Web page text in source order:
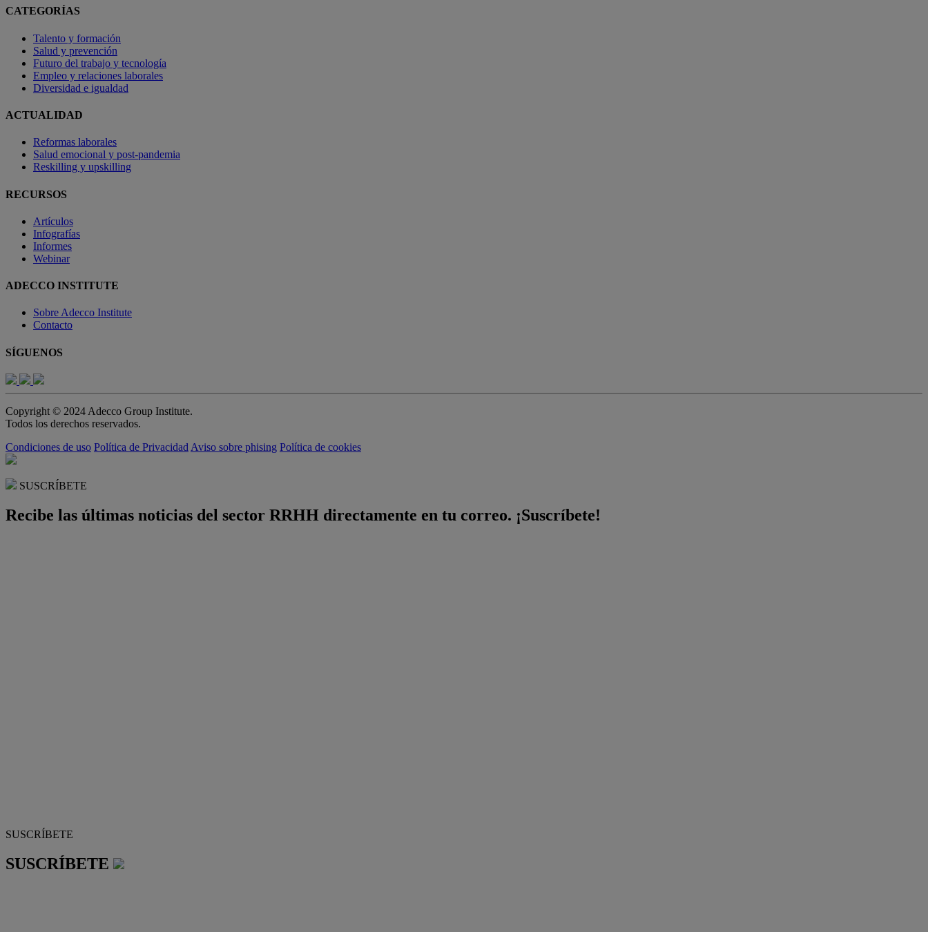
CATEGORÍAS
Talento y formación
Salud y prevención
Futuro del trabajo y tecnología
Empleo y relaciones laborales
Diversidad e igualdad
ACTUALIDAD
Reformas laborales
Salud emocional y post-pandemia
Reskilling y upskilling
RECURSOS
Artículos
Infografías
Informes
Webinar
ADECCO INSTITUTE
Sobre Adecco Institute
Contacto
SÍGUENOS
Copyright © 2024 Adecco Group Institute.
Todos los derechos reservados.
Condiciones de uso Política de Privacidad Aviso sobre phising Política de cookies
SUSCRÍBETE
Recibe las últimas noticias del sector RRHH directamente en tu correo. ¡Suscríbete!
SUSCRÍBETE
SUSCRÍBETE